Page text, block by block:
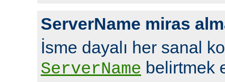
ServerName miras
İsme dayalı her sanal
ServerName belirtmek